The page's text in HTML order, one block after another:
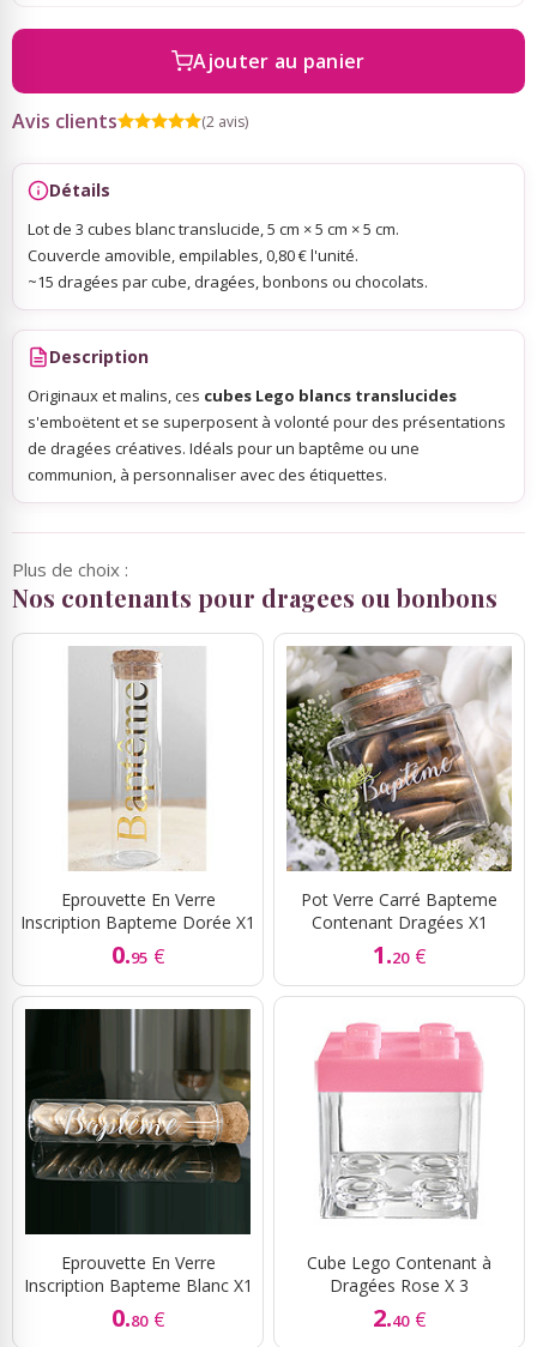
Rubans Tulle Organdi
Scrapbooking, Loisirs Créatifs
Ajouter au panier
Avis clients (2 avis)
Détails
Lot de 3 cubes blanc translucide, 5 cm × 5 cm × 5 cm.
Couvercle amovible, empilables, 0,80 € l'unité.
~15 dragées par cube, dragées, bonbons ou chocolats.
Description
Originaux et malins, ces cubes Lego blancs translucides
s'emboëtent et se superposent à volonté pour des présentations
de dragées créatives. Idéals pour un baptême ou une
communion, à personnaliser avec des étiquettes.
Plus de choix :
Nos contenants pour dragees ou bonbons
Eprouvette En Verre
Inscription Bapteme Dorée X1
0.95 €
Pot Verre Carré Bapteme
Contenant Dragées X1
1.20 €
Eprouvette En Verre
Inscription Bapteme Blanc X1
0.80 €
Cube Lego Contenant à
Dragées Rose X 3
2.40 €